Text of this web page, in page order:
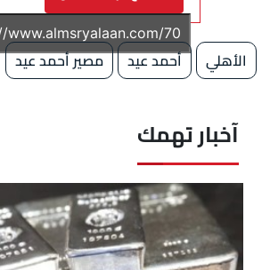
الأهلي أحمد عيد مصير أحمد عيد
آخبار تهمك